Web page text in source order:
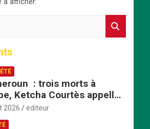
: trois morts à
Ketcha Courtès appelle
sursaut face aux
2026 editeur